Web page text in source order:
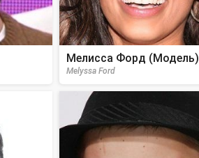
Мелисса Форд (Модель)
Melyssa Ford